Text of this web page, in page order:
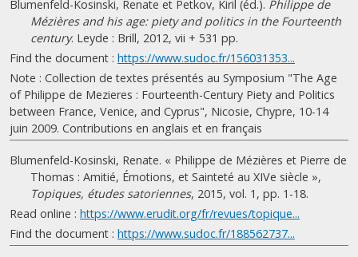
Blumenfeld-Kosinski, Renate et Petkov, Kiril (éd.). Philippe de
Mézières and his age: piety and politics in the Fourteenth
century. Leyde : Brill, 2012, vii + 531 pp.
Find the document : https://www.sudoc.fr/156031353...
Note : Collection de textes présentés au Symposium "The Age
of Philippe de Mezieres : Fourteenth-Century Piety and Politics
between France, Venice, and Cyprus", Nicosie, Chypre, 10-14
juin 2009. Contributions en anglais et en français
Blumenfeld-Kosinski, Renate. « Philippe de Mézières et Pierre de
Thomas : Amitié, Émotions, et Sainteté au XIVe siècle »,
Topiques, études satoriennes, 2015, vol. 1, pp. 1-18.
Read online : https://www.erudit.org/fr/revues/topique...
Find the document : https://www.sudoc.fr/188562737...